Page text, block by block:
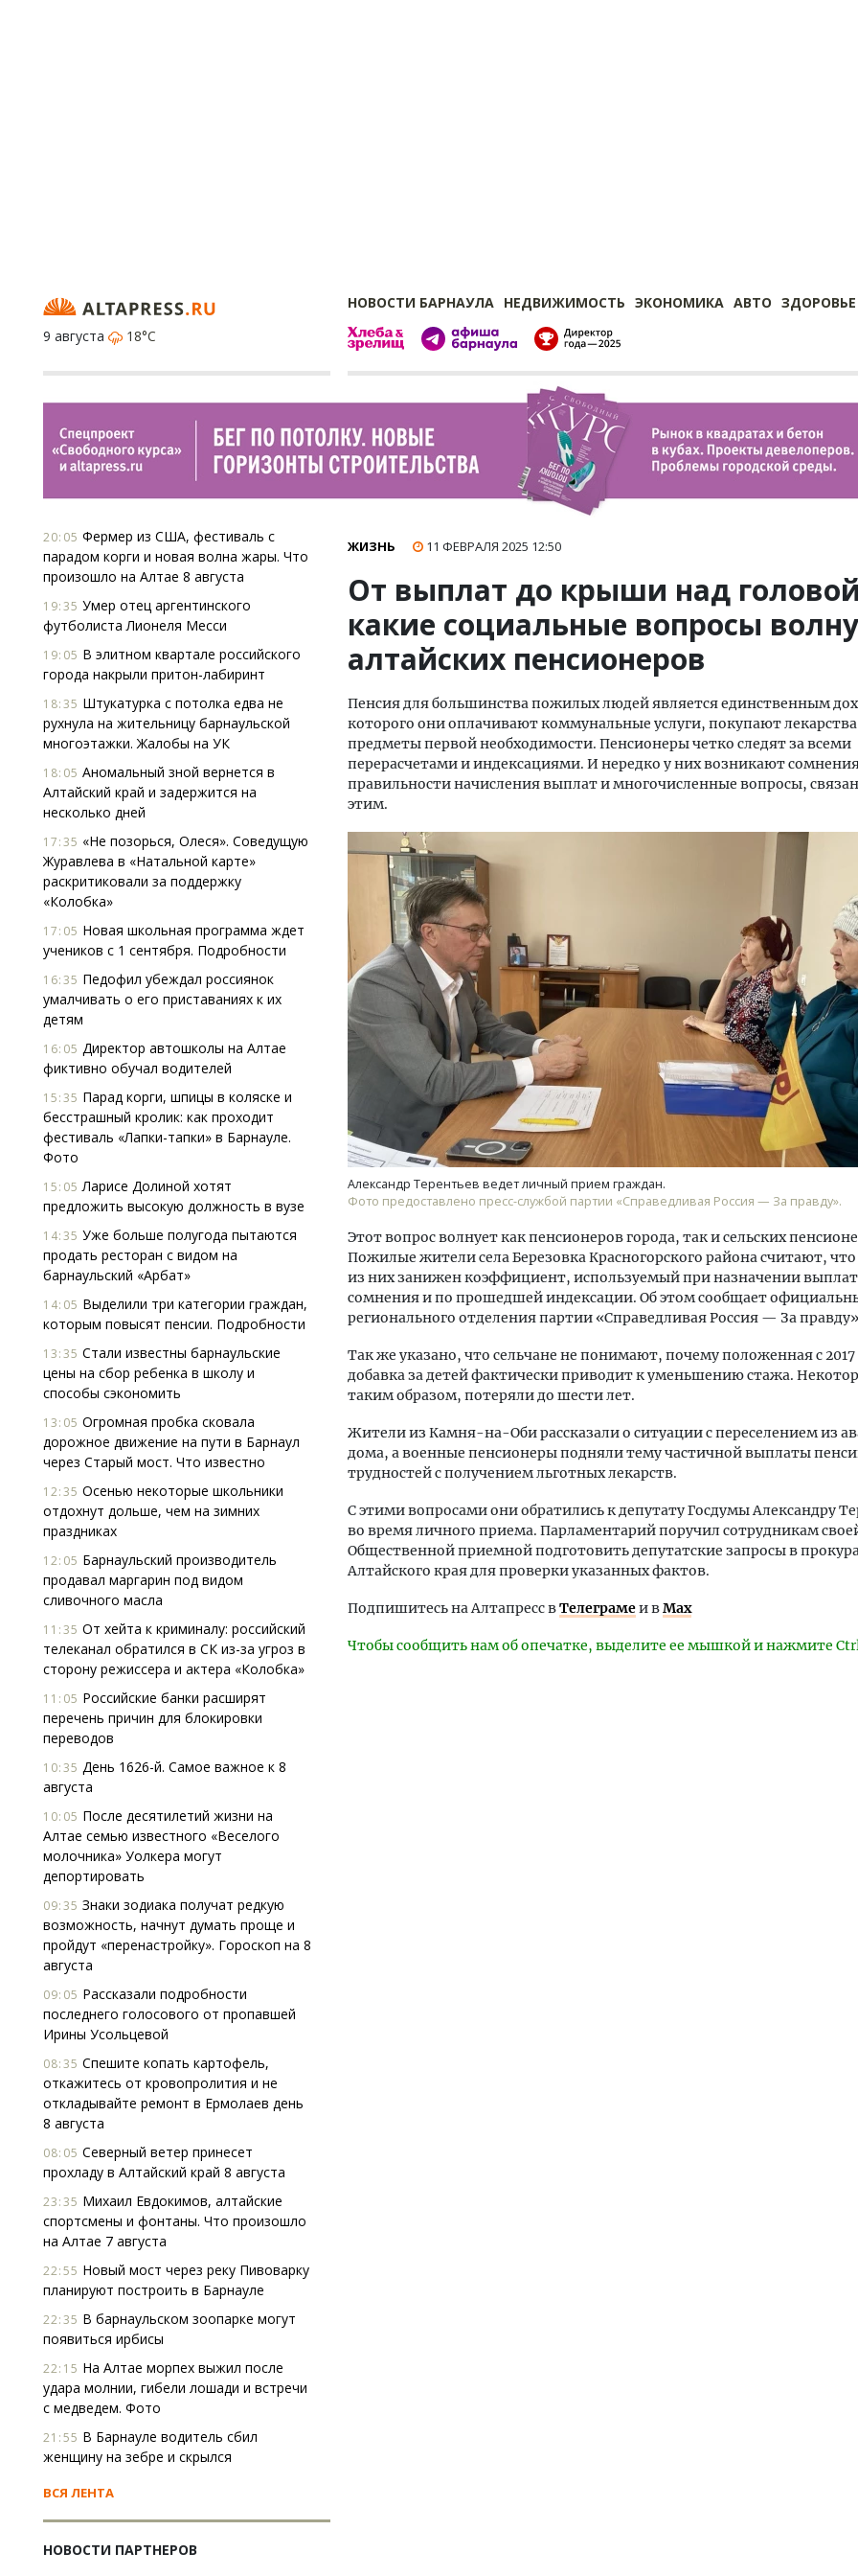
НОВОСТИ БАРНАУЛА НЕДВИЖИМОСТЬ ЭКОНОМИКА АВТО ЗДОРОВЬЕ
9 августа
18°C
20:05 Фермер из США, фестиваль с
парадом корги и новая волна жары. Что
произошло на Алтае 8 августа
19:35 Умер отец аргентинского
футболиста Лионеля Месси
19:05 В элитном квартале российского
города накрыли притон-лабиринт
18:35 Штукатурка с потолка едва не
рухнула на жительницу барнаульской
многоэтажки. Жалобы на УК
18:05 Аномальный зной вернется в
Алтайский край и задержится на
несколько дней
17:35 «Не позорься, Олеся». Соведущую
Журавлева в «Натальной карте»
раскритиковали за поддержку
«Колобка»
17:05 Новая школьная программа ждет
учеников с 1 сентября. Подробности
16:35 Педофил убеждал россиянок
умалчивать о его приставаниях к их
детям
16:05 Директор автошколы на Алтае
фиктивно обучал водителей
15:35 Парад корги, шпицы в коляске и
бесстрашный кролик: как проходит
фестиваль «Лапки-тапки» в Барнауле.
Фото
15:05 Ларисе Долиной хотят
предложить высокую должность в вузе
14:35 Уже больше полугода пытаются
продать ресторан с видом на
барнаульский «Арбат»
14:05 Выделили три категории граждан,
которым повысят пенсии. Подробности
13:35 Стали известны барнаульские
цены на сбор ребенка в школу и
способы сэкономить
13:05 Огромная пробка сковала
дорожное движение на пути в Барнаул
через Старый мост. Что известно
12:35 Осенью некоторые школьники
отдохнут дольше, чем на зимних
праздниках
12:05 Барнаульский производитель
продавал маргарин под видом
сливочного масла
11:35 От хейта к криминалу: российский
телеканал обратился в СК из-за угроз в
сторону режиссера и актера «Колобка»
11:05 Российские банки расширят
перечень причин для блокировки
переводов
10:35 День 1626-й. Самое важное к 8
августа
10:05 После десятилетий жизни на
Алтае семью известного «Веселого
молочника» Уолкера могут
депортировать
09:35 Знаки зодиака получат редкую
возможность, начнут думать проще и
пройдут «перенастройку». Гороскоп на 8
августа
09:05 Рассказали подробности
последнего голосового от пропавшей
Ирины Усольцевой
08:35 Спешите копать картофель,
откажитесь от кровопролития и не
откладывайте ремонт в Ермолаев день
8 августа
08:05 Северный ветер принесет
прохладу в Алтайский край 8 августа
23:35 Михаил Евдокимов, алтайские
спортсмены и фонтаны. Что произошло
на Алтае 7 августа
22:55 Новый мост через реку Пивоварку
планируют построить в Барнауле
22:35 В барнаульском зоопарке могут
появиться ирбисы
22:15 На Алтае морпех выжил после
удара молнии, гибели лошади и встречи
с медведем. Фото
21:55 В Барнауле водитель сбил
женщину на зебре и скрылся
ВСЯ ЛЕНТА
НОВОСТИ ПАРТНЕРОВ
ЖИЗНЬ 11 ФЕВРАЛЯ 2025 12:50
От выплат до крыши над
какие социальные вопросы
алтайских пенсионеров
Пенсия для большинства пожилых людей является единственным
которого они оплачивают коммунальные услуги, покупают
предметы первой необходимости. Пенсионеры четко следят за всеми
перерасчетами и индексациями. И нередко у них возникают
правильности начисления выплат и многочисленные вопросы,
этим.
Александр Терентьев ведет личный прием граждан.
Фото предоставлено пресс-службой партии «Справедливая Россия — За правду».
Этот вопрос волнует как пенсионеров города, так и сельских
Пожилые жители села Березовка Красногорского района считают,
из них занижен коэффициент, используемый при назначении
сомнения и по прошедшей индексации. Об этом сообщает
регионального отделения партии «Справедливая Россия — За
Так же указано, что сельчане не понимают, почему положенная с 2017
добавка за детей фактически приводит к уменьшению стажа.
таким образом, потеряли до шести лет.
Жители из Камня-на-Оби рассказали о ситуации с переселением из
дома, а военные пенсионеры подняли тему частичной выплаты
трудностей с получением льготных лекарств.
С этими вопросами они обратились к депутату Госдумы Александру
во время личного приема. Парламентарий поручил сотрудникам
Общественной приемной подготовить депутатские запросы в
Алтайского края для проверки указанных фактов.
Подпишитесь на Алтапресс вТелеграмеи вMax
Чтобы сообщить нам об опечатке, выделите ее мышкой и нажмите
Генеральный директор компании
ЗИАС — об эстетике городов,
трендах в фасадах и развитии рынка
СТРОИТЕЛЬСТВО
Архитектурный код начинается с
земли. Мощение крупноформатными
плитами становится новым
стандартом благоустройства
СТРОИТЕЛЬСТВО
Ищем новые берега.
«Жилищной
Гатилов — о том, как
оставаться на плаву,
СТРОИТЕЛЬСТВО